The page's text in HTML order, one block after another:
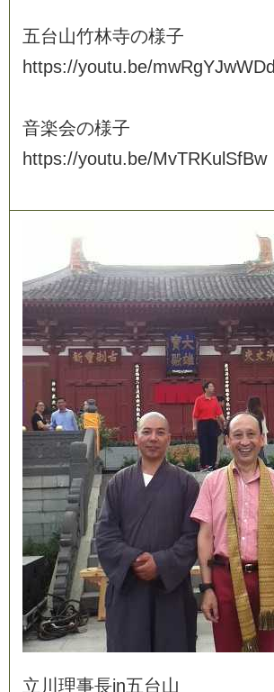
五台山竹林寺の様子
https://youtu. be/mwRgYJwWDd
音楽会の様子
https://youtu. be/MvTRKu SfBw
立 川 理事長in五台山